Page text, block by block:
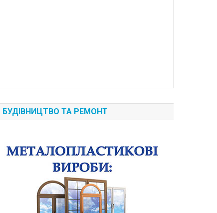
БУДІВНИЦТВО ТА РЕМОНТ